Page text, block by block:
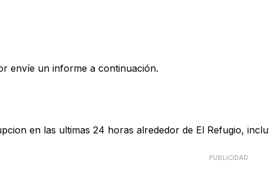
envíe un informe a continuación.
en las ultimas 24 horas alrededor de El Refugio,
PUBLICIDAD